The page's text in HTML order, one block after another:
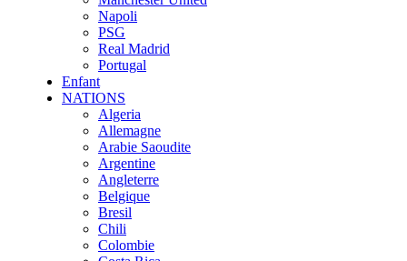
Napoli
PSG
Real Madrid
Portugal
Enfant
NATIONS
Algeria
Allemagne
Arabie Saoudite
Argentine
Angleterre
Belgique
Bresil
Chili
Colombie